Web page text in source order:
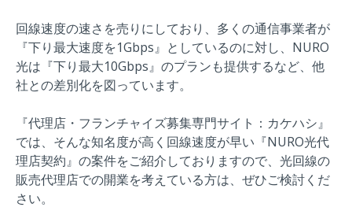
回線速度の速さを売りにしており、多くの通信事業者が
『下り最大速度を1Gbps』としているのに対し、NURO
光は 『下り最大10Gbps』のプランも提供するなど、他
社との差別化を図っています。
『代理店・フランチャイズ募集専門サイト：カケハシ』
では、そんな知名度が高く回線速度が早い『NURO光代
理店契約』の案件をご紹介しておりますので、光回線の
販売代理店での開業を考えている方は、ぜひご検討くだ
さい。